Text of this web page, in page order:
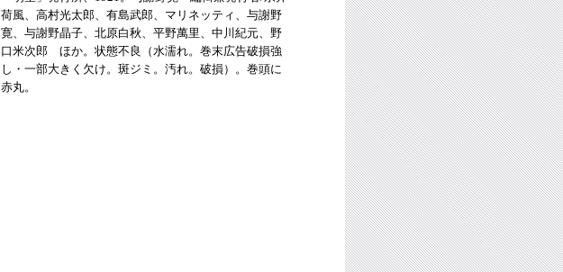
荷風、高村光太郎、有島武郎、マリネッティ、与謝野
寛、与謝野晶子、北原白秋、平野萬里、中川紀元、野
口米次郎 ほか。状態不良（水濡れ。巻末広告破損強
し・一部大きく欠け。斑ジミ。汚れ。破損）。巻頭に
赤丸。